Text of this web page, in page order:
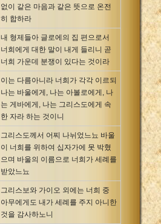
없이 같은 마음과 같은 뜻으로 온전
히 합하라
내 형제들아 글로에의 집 편으로서
너희에게 대한 말이 내게 들리니 곧
너희 가운데 분쟁이 있다는 것이라
이는 다름아니라 너희가 각각 이르되
나는 바울에게, 나는 아볼로에게, 나
는 게바에게, 나는 그리스도에게 속
한 자라 하는 것이니
그리스도께서 어찌 나뉘었느뇨 바울
이 너희를 위하여 십자가에 못 박혔
으며 바울의 이름으로 너희가 세례를
받았느뇨
그리스보와 가이오 외에는 너희 중
아무에게도 내가 세례를 주지 아니한
것을 감사하노니